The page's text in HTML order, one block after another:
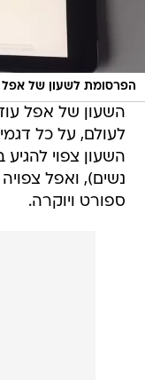
הפרסומת לשעון של אפל
השעון של אפל
לעולם, על כל
השעון צפוי
נשים), ואפל
ספורט ויוקרה.